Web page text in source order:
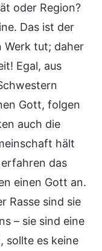
oder Region?
Das ist der
Werk tut; daher
Egal, aus
Gott, folgen
auch die
hält
das
einen Gott an.
Rasse sind sie
– sie sind eine
sollte es keine